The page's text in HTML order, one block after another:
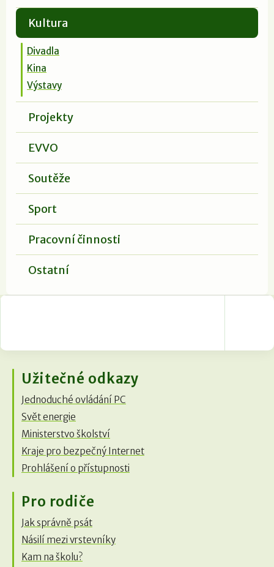
Kultura
Divadla
Kina
Výstavy
Projekty
EVVO
Soutěže
Sport
Pracovní činnosti
Ostatní
Užitečné odkazy
Jednoduché ovládání PC
Svět energie
Ministerstvo školství
Kraje pro bezpečný Internet
Prohlášení o přístupnosti
Pro rodiče
Jak správně psát
Násilí mezi vrstevníky
Kam na školu?